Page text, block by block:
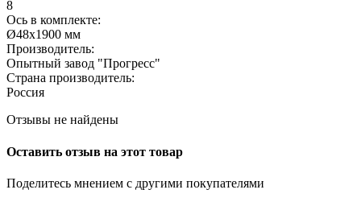
8
Ось в комплекте:
Ø48х1900 мм
Производитель:
Опытный завод "Прогресс"
Страна производитель:
Россия
Отзывы не найдены
Оставить отзыв на этот товар
Поделитесь мнением с другими покупателями